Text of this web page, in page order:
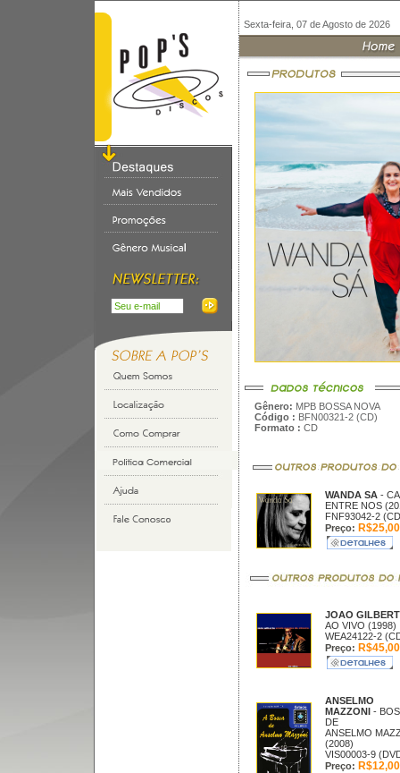
Sexta-feira, 07 de Agosto de 2026
Gênero: MPB BOSSA NOVA
Código : BFN00321-2 (CD)
Formato : CD
WANDA SA - CA
ENTRE NOS
FNF93042-2
Preço: R$25,00
JOAO
AO VIVO (1998)
WEA24122-2
Preço: R$45,00
ANSELMO
MAZZONI -
DE
ANSELMO
(2008)
VIS00003-9
Preço: R$12,00